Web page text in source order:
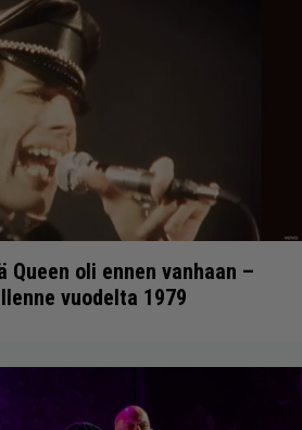
oli ennen vanhaan –
vuodelta 1979